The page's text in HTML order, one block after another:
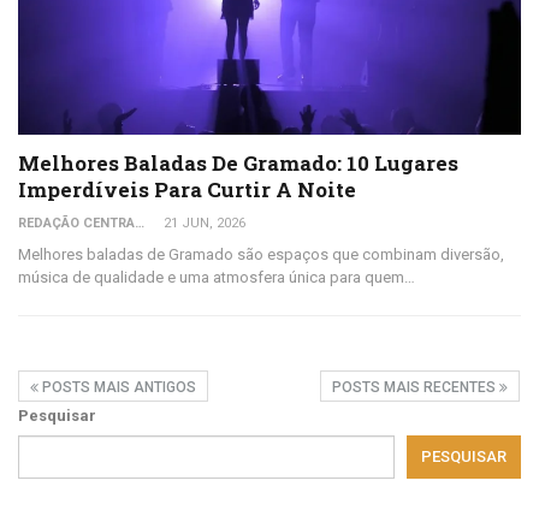
Melhores Baladas De Gramado: 10 Lugares
Imperdíveis Para Curtir A Noite
REDAÇÃO CENTRAL DO VIAJANTE 21 JUN, 2026
Melhores baladas de Gramado são espaços que combinam diversão,
música de qualidade e uma atmosfera única para quem…
POSTS MAIS ANTIGOS POSTS MAIS RECENTES
Pesquisar
PESQUISAR